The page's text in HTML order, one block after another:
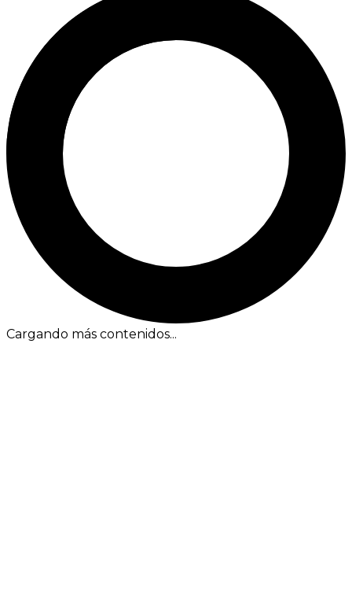
Cargando más contenidos...